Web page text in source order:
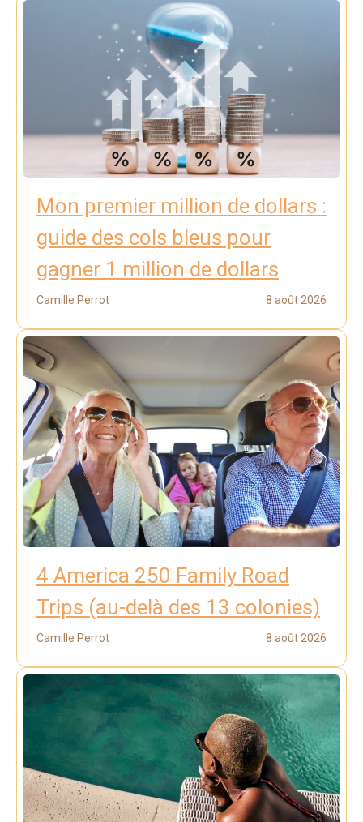
Mon premier million de dollars :
guide des cols bleus pour
gagner 1 million de dollars
Camille Perrot 8 août 2026
4 America 250 Family Road
Trips (au-delà des 13 colonies)
Camille Perrot 8 août 2026